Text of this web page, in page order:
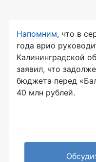
Напомним, что в
года врио
Калининградской
заявил, что
бюджета перед
40 млн рублей.